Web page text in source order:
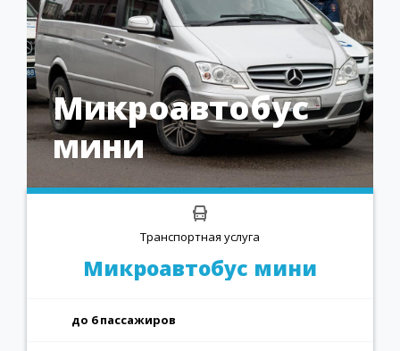
Микроавтобус
мини
Транспортная услуга
Микроавтобус мини
до 6 пассажиров